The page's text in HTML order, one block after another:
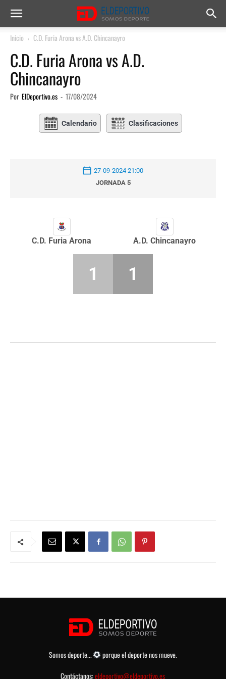
Inicio C.D. Furia Arona vs A.D. Chincanayro
C.D. Furia Arona vs A.D.
Chincanayro
Por ElDeportivo.es - 17/08/2024
Calendario Clasificaciones
27-09-2024 21:00
JORNADA 5
C.D. Furia Arona A.D. Chincanayro
1 1
Somos deporte...
porque el deporte nos mueve.
Contáctanos:eldeportivo@eldeportivo.es